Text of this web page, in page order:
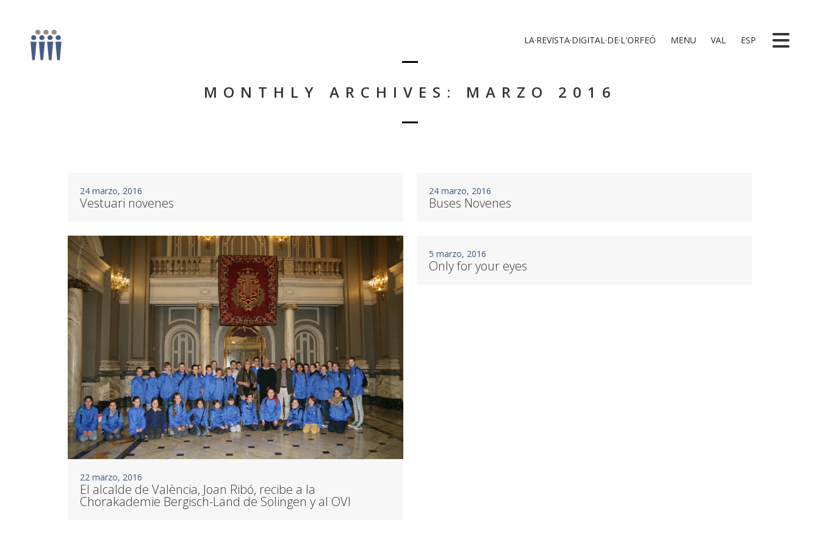
LA·REVISTA·DIGITAL·DE·L'ORFEÓ MENU VAL ESP
MONTHLY ARCHIVES: MARZO 2016
24 marzo, 2016
Vestuari novenes
24 marzo, 2016
Buses Novenes
22 marzo, 2016
El alcalde de València, Joan Ribó, recibe a la
Chorakademie Bergisch-Land de Solingen y al OVI
5 marzo, 2016
Only for your eyes